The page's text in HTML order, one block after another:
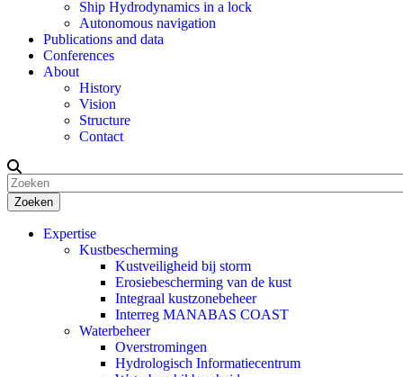
Ship Hydrodynamics in a lock
Autonomous navigation
Publications and data
Conferences
About
History
Vision
Structure
Contact
Zoeken
Expertise
Kustbescherming
Kustveiligheid bij storm
Erosiebescherming van de kust
Integraal kustzonebeheer
Interreg MANABAS COAST
Waterbeheer
Overstromingen
Hydrologisch Informatiecentrum